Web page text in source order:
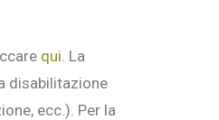
qui. La
disabilitazione
ecc.). Per la